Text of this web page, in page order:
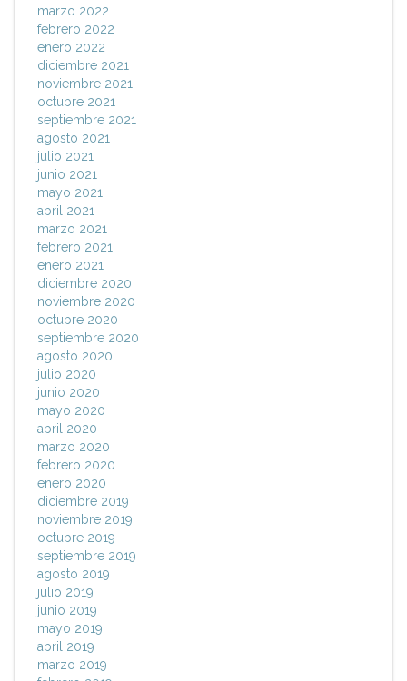
marzo 2022
febrero 2022
enero 2022
diciembre 2021
noviembre 2021
octubre 2021
septiembre 2021
agosto 2021
julio 2021
junio 2021
mayo 2021
abril 2021
marzo 2021
febrero 2021
enero 2021
diciembre 2020
noviembre 2020
octubre 2020
septiembre 2020
agosto 2020
julio 2020
junio 2020
mayo 2020
abril 2020
marzo 2020
febrero 2020
enero 2020
diciembre 2019
noviembre 2019
octubre 2019
septiembre 2019
agosto 2019
julio 2019
junio 2019
mayo 2019
abril 2019
marzo 2019